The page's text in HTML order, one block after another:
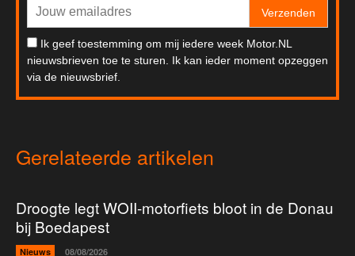
Verzenden
Ik geef toestemming om mij iedere week Motor.NL
nieuwsbrieven toe te sturen. Ik kan ieder moment opzeggen
via de nieuwsbrief.
Gerelateerde artikelen
Droogte legt WOII-motorfiets bloot in de Donau
bij Boedapest
Nieuws 08/08/2026